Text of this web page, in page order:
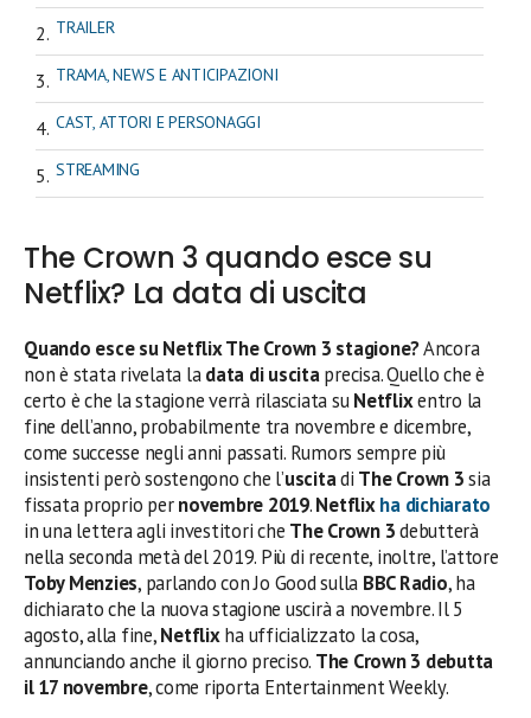
TRAILER
TRAMA, NEWS E ANTICIPAZIONI
CAST, ATTORI E PERSONAGGI
STREAMING
The Crown 3 quando esce su
Netflix? La data di uscita
Quando esce su Netflix The Crown 3 stagione?Ancora
non è stata rivelata ladata di uscitaprecisa. Quello che è
certo è che la stagione verrà rilasciata suNetflixentro la
fine dell’anno, probabilmente tra novembre e dicembre,
come successe negli anni passati. Rumors sempre più
insistenti però sostengono che l’uscitadi The Crown 3sia
fissata proprio pernovembre 2019.Netflixha dichiarato
in una lettera agli investitori che The Crown 3debutterà
nella seconda metà del 2019. Più di recente, inoltre, l’attore
Toby Menzies, parlando con Jo Good sulla BBC Radio, ha
dichiarato che la nuova stagione uscirà a novembre. Il 5
agosto, alla fine,Netflixha ufficializzato la cosa,
annunciando anche il giorno preciso. The Crown 3 debutta
il 17 novembre, come riporta Entertainment Weekly.